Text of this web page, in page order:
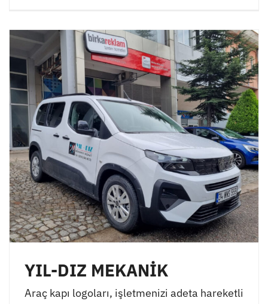
YIL-DIZ MEKANİK
Araç kapı logoları, işletmenizi adeta hareketli